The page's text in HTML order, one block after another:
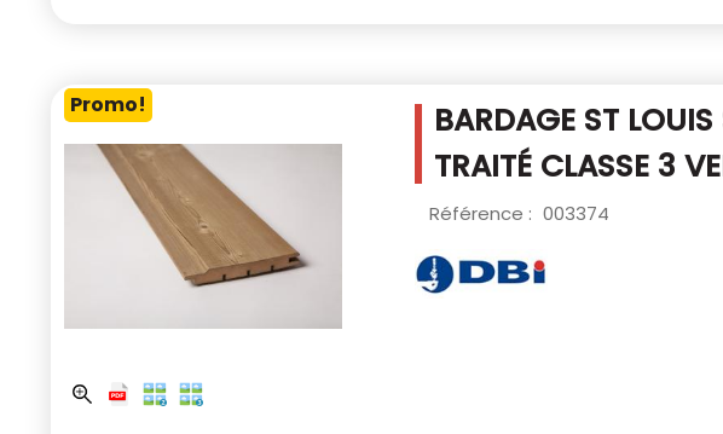
Promo!
BARDAGE ST
TRAITÉ CLASSE 3
Référence : 003374